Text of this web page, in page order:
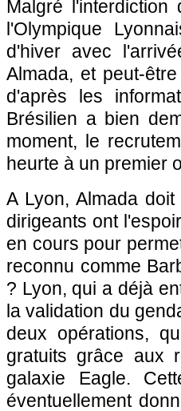
Malgré
l'Olympique
d'hiver avec
Almada, et peut-
d'après les
Brésilien a bien
moment, le
heurte à un premier
A Lyon, Almada
dirigeants ont
en cours pour
reconnu comme
? Lyon, qui a déjà
la validation du
deux opérations,
gratuits grâce aux
galaxie Eagle.
éventuellement